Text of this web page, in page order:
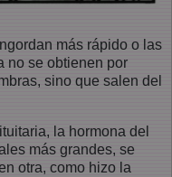
más rápido o las
no se obtienen por
sino que salen del
la hormona del
más grandes, se
otra, como hizo la